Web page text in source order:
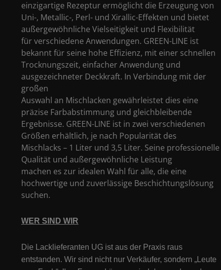
einzigartige Rezeptur ermöglicht die Erzeugung von
Uni-, Metallic-, Perl- und Xirallic-Effekten und bietet
außergewöhnliche Vielseitigkeit und Flexibilität
für verschiedene Anwendungen. GREEN-LINE ist
bekannt für seine hohe Effizienz, mit einer schnellen
Trocknungszeit, einfacher Anwendung und
ausgezeichneter Deckkraft. In Verbindung mit der
großen
Auswahl an Mischlacken gewährleistet dies eine
präzise Farbabstimmung und gleichbleibende
Ergebnisse. GREEN-LINE ist in zwei verschiedenen
Größen erhältlich, je nach Popularität des
Mischlacks – 1 Liter und 3,5 Liter. Seine professionelle
Qualität und außergewöhnliche Leistung
machen es zur idealen Wahl für alle, die eine
hochwertige und zuverlässige Beschichtungslösung
suchen.
WER SIND WIR
Die Lacklieferanten UG ist aus der Praxis raus
entstanden. Wir sind nicht nur Verkäufer, sondern „Leute